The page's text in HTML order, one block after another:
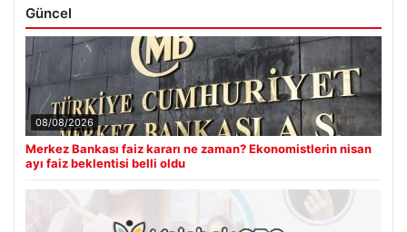
Güncel
08/08/2026
Merkez Bankası faiz kararı ne zaman? Ekonomistlerin nisan
ayı faiz beklentisi belli oldu